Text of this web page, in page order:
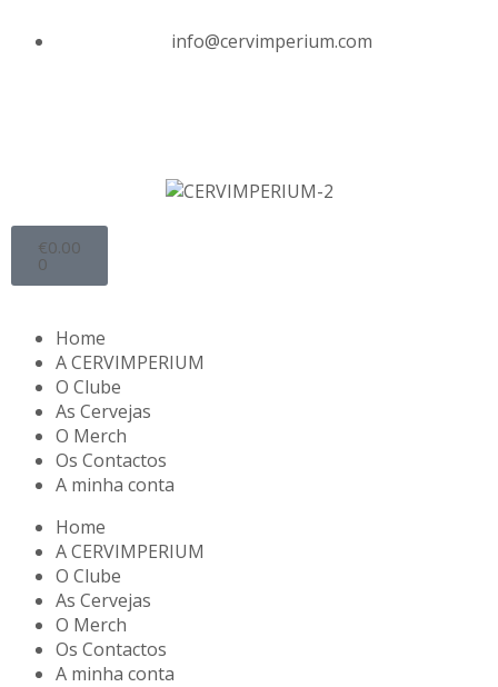
info@cervimperium.com
€0.00
0
Home
A CERVIMPERIUM
O Clube
As Cervejas
O Merch
Os Contactos
A minha conta
Home
A CERVIMPERIUM
O Clube
As Cervejas
O Merch
Os Contactos
A minha conta